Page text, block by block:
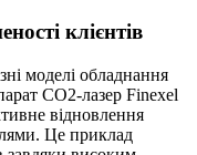
клієнтів
моделі обладнання
СО2-лазер Finexel
відновлення
Це приклад